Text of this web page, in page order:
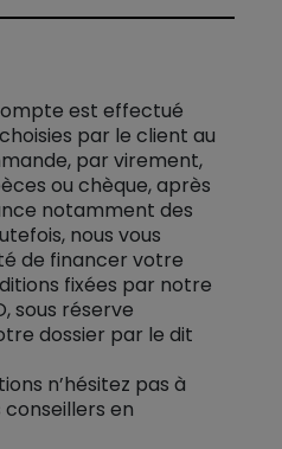
est effectué
par le client au
par virement,
ou chèque, après
notamment des
nous vous
de financer votre
fixées par notre
sous réserve
dossier par le dit
n’hésitez pas à
en